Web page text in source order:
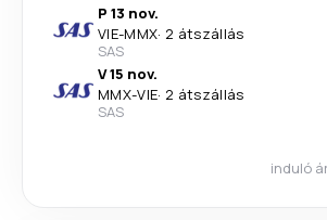
P 13 nov.
VIE-MMX· 2 átszállás
SAS
V 15 nov.
MMX-VIE· 2 átszállás
SAS
induló